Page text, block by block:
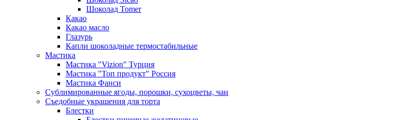
Шоколад Tomer
Какао
Какао масло
Глазурь
Капли шоколадные термостабильные
Мастика
Мастика "Vizion" Турция
Мастика "Топ продукт" Россия
Мастика Фанси
Сублимированные ягоды, порошки, сухоцветы, чаи
Съедобные украшения для торта
Блестки